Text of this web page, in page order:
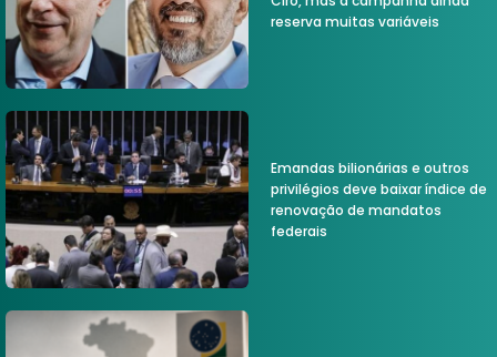
reserva muitas variáveis
Emandas bilionárias e outros
privilégios deve baixar índice de
renovação de mandatos
federais